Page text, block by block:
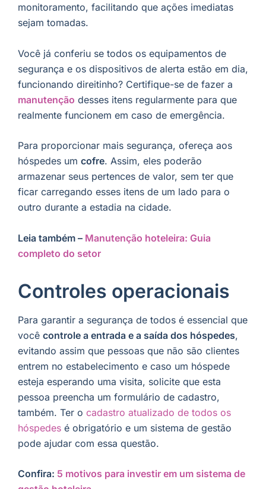
monitoramento, facilitando que ações imediatas
sejam tomadas.
Você já conferiu se todos os equipamentos de
segurança e os dispositivos de alerta estão em dia,
funcionando direitinho? Certifique-se de fazer a
manutenção desses itens regularmente para que
realmente funcionem em caso de emergência.
Para proporcionar mais segurança, ofereça aos
hóspedes um cofre. Assim, eles poderão
armazenar seus pertences de valor, sem ter que
ficar carregando esses itens de um lado para o
outro durante a estadia na cidade.
Leia também – Manutenção hoteleira: Guia
completo do setor
Controles operacionais
Para garantir a segurança de todos é essencial que
você controle a entrada e a saída dos hóspedes,
evitando assim que pessoas que não são clientes
entrem no estabelecimento e caso um hóspede
esteja esperando uma visita, solicite que esta
pessoa preencha um formulário de cadastro,
também. Ter o cadastro atualizado de todos os
hóspedes é obrigatório e um sistema de gestão
pode ajudar com essa questão.
Confira: 5 motivos para investir em um sistema de